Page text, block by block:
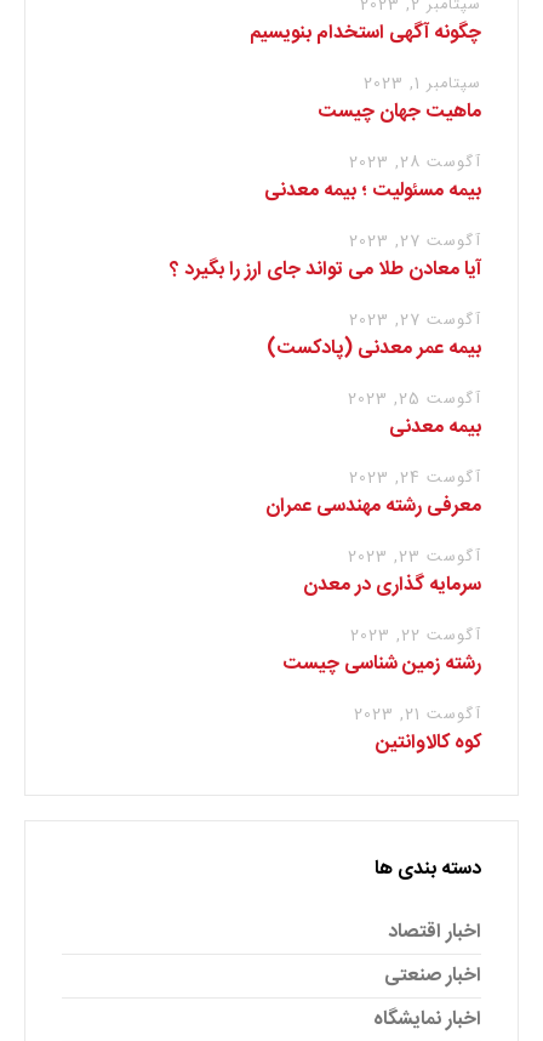
سپتامبر 2, 2023
چگونه آگهی استخدام بنویسیم
سپتامبر 1, 2023
ماهیت جهان چیست
آگوست 28, 2023
بیمه مسئولیت ؛ بیمه معدنی
آگوست 27, 2023
آیا معادن طلا می تواند جای ارز را بگیرد ؟
آگوست 27, 2023
بیمه عمر معدنی (پادکست)
آگوست 25, 2023
بیمه معدنی
آگوست 24, 2023
معرفی رشته مهندسی عمران
آگوست 23, 2023
سرمایه گذاری در معدن
آگوست 22, 2023
رشته زمین شناسی چیست
آگوست 21, 2023
کوه کالاوانتین
دسته بندی ها
اخبار اقتصاد
اخبار صنعتی
اخبار نمایشگاه